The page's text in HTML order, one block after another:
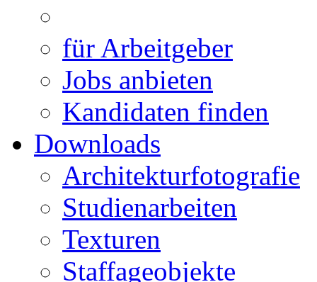
für Arbeitgeber
Jobs anbieten
Kandidaten finden
Downloads
Architekturfotografie
Studienarbeiten
Texturen
Staffageobjekte